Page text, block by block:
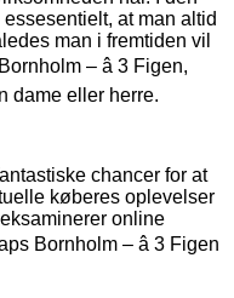
at man altid
man i fremtiden vil
– â 3 Figen,
dame eller herre.
chancer for at
køberes oplevelser
online
Bornholm – â 3 Figen